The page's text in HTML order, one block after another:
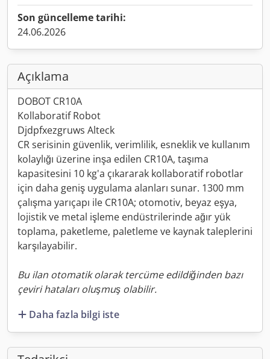
Son güncelleme tarihi:
24.06.2026
Açıklama
DOBOT CR10A
Kollaboratif Robot
Djdpfxezgruws Alteck
CR serisinin güvenlik, verimlilik, esneklik ve kullanım
kolaylığı üzerine inşa edilen CR10A, taşıma
kapasitesini 10 kg'a çıkararak kollaboratif robotlar
için daha geniş uygulama alanları sunar. 1300 mm
çalışma yarıçapı ile CR10A; otomotiv, beyaz eşya,
lojistik ve metal işleme endüstrilerinde ağır yük
toplama, paketleme, paletleme ve kaynak taleplerini
karşılayabilir.
Bu ilan otomatik olarak tercüme edildiğinden bazı
çeviri hataları oluşmuş olabilir.
Daha fazla bilgi iste